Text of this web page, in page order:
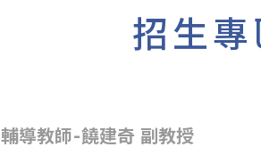
招生專
輔導教師-饒建奇 副教授